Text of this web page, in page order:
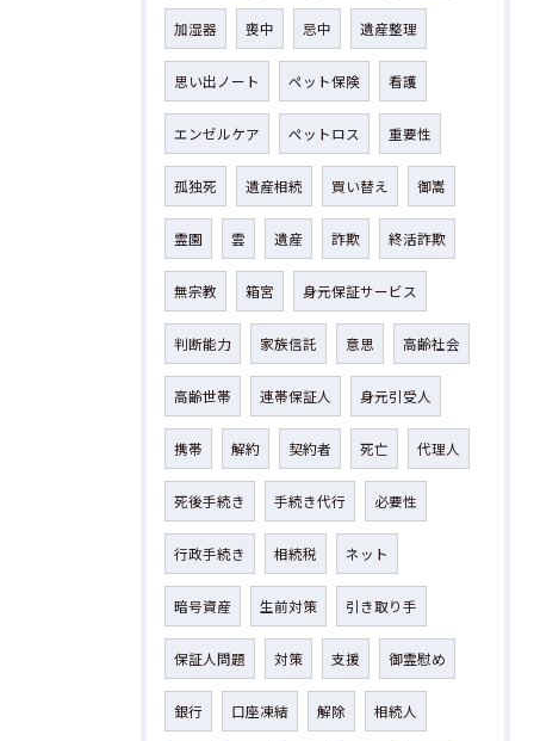
加湿器 喪中 忌中 遺産整理
思い出ノート ペット保険 看護
エンゼルケア ペットロス 重要性
孤独死 遺産相続 買い替え 御嵩
霊園 雲 遺産 詐欺 終活詐欺
無宗教 箱宮 身元保証サービス
判断能力 家族信託 意思 高齢社会
高齢世帯 連帯保証人 身元引受人
携帯 解約 契約者 死亡 代理人
死後手続き 手続き代行 必要性
行政手続き 相続税 ネット
暗号資産 生前対策 引き取り手
保証人問題 対策 支援 御霊慰め
銀行 口座凍結 解除 相続人